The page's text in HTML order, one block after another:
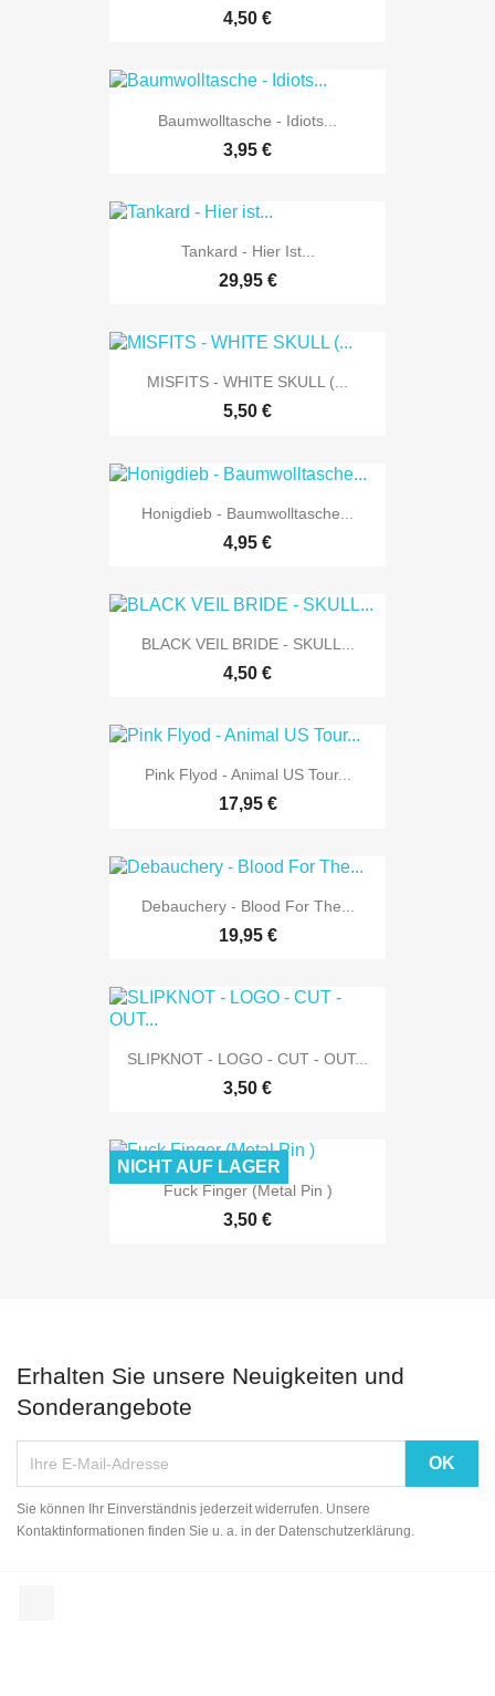
4,50 €
Baumwolltasche - Idiots...
3,95 €
Tankard - Hier Ist...
29,95 €
MISFITS - WHITE SKULL (...
5,50 €
Honigdieb - Baumwolltasche...
4,95 €
BLACK VEIL BRIDE - SKULL...
4,50 €
Pink Flyod - Animal US Tour...
17,95 €
Debauchery - Blood For The...
19,95 €
SLIPKNOT - LOGO - CUT - OUT...
3,50 €
Fuck Finger (Metal Pin )
3,50 €
NICHT AUF LAGER
Erhalten Sie unsere Neuigkeiten und
Sonderangebote
Sie können Ihr Einverständnis jederzeit widerrufen. Unsere
Kontaktinformationen finden Sie u. a. in der Datenschutzerklärung.